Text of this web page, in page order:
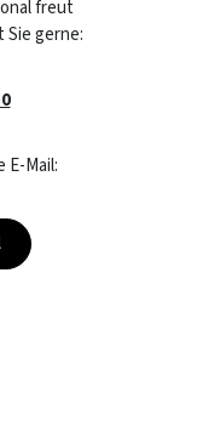
freut
gerne:
E-Mail: